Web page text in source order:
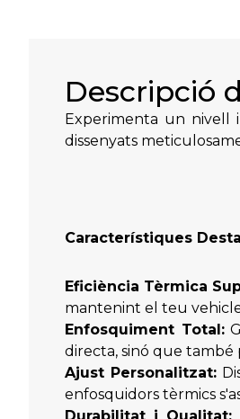
Descripció
Experimenta un nivell
dissenyats
Característiques
Eficiència Tèrmica
mantenint el teu vehicle
Enfosquiment Total:
directa, sinó que també
Ajust Personalitzat:
enfosquidors tèrmics
Durabilitat i Qualitat: